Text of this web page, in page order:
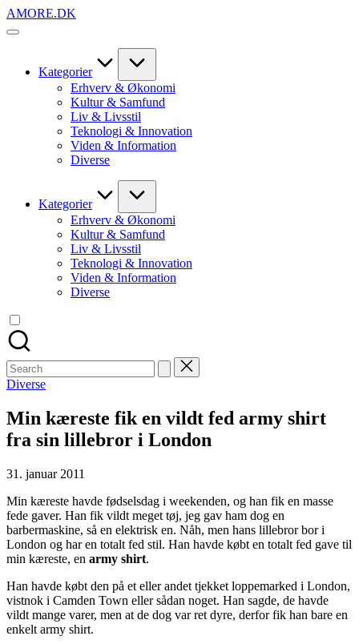
Skip
to
AMORE.DK
For
Kategorier
Erhverv & Økonomi
Kultur & Samfund
Liv & Livsstil
Teknologi & Innovation
Viden & Information
Diverse
Kategorier
Erhverv & Økonomi
Kultur & Samfund
Liv & Livsstil
Teknologi & Innovation
Viden & Information
Diverse
Search
for:
Posted
Diverse
Min kæreste fik en vildt fed army shirt
fra sin lillebror i London
31. januar 2011
Min kæreste havde fødselsdag i weekenden, og han fik en masse
fede gaver. Han fik vildt meget tøj, jeg gav ham dog en
barbermaskine, så en elektrisk en. Nåh, men hans lillebror bor i
London og har en totalt fed stil. Han havde købt en totalt fed gave til
min kæreste, en army shirt.
Han havde købt den på et eller andet tjekket loppemarked i London,
vistnok i Camden Town eller sådan noget. Han sagde, de havde
vildt mange varer, men at de dog var ret dyre, derfor fik han bare en
enkelt army shirt.